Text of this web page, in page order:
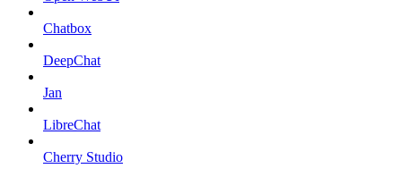
Chatbox
DeepChat
Jan
LibreChat
Cherry Studio